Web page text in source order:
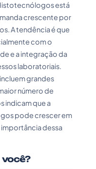
está
crescente por
A tendência é que
com o
e a integração da
laboratoriais.
grandes
número de
indicam que a
pode crescer em
dessa